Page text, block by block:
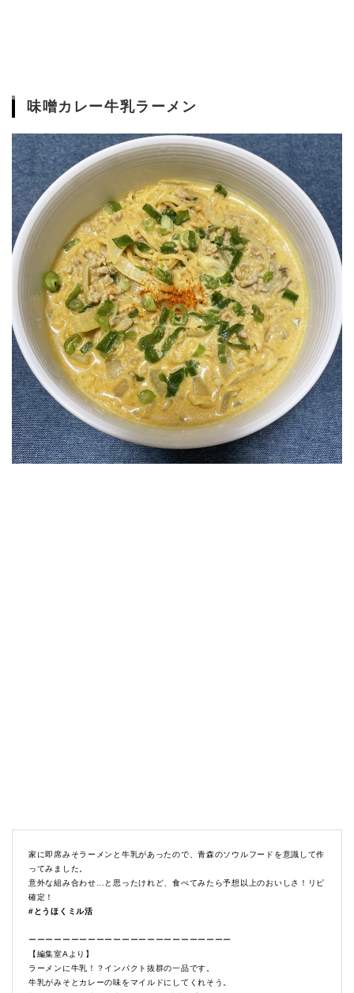
味噌カレー牛乳ラーメン
家に即席みそラーメンと牛乳があったので、青森のソウルフードを意識して作
ってみました。
意外な組み合わせ…と思ったけれど、食べてみたら予想以上のおいしさ！リピ
確定！
#とうほくミル活
ーーーーーーーーーーーーーーーーーーーーーーーー
【編集室Aより】
ラーメンに牛乳！？インパクト抜群の一品です。
牛乳がみそとカレーの味をマイルドにしてくれそう。